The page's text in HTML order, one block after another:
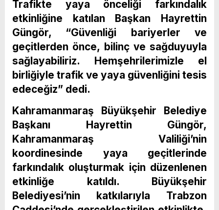
Trafikte yaya önceliği farkındalık
etkinliğine katılan Başkan Hayrettin
Güngör, “Güvenliği bariyerler ve
geçitlerden önce, bilinç ve sağduyuyla
sağlayabiliriz. Hemşehrilerimizle el
birliğiyle trafik ve yaya güvenliğini tesis
edeceğiz” dedi.
Kahramanmaraş Büyükşehir Belediye
Başkanı Hayrettin Güngör,
Kahramanmaraş Valiliği’nin
koordinesinde yaya geçitlerinde
farkındalık oluşturmak için düzenlenen
etkinliğe katıldı. Büyükşehir
Belediyesi’nin katkılarıyla Trabzon